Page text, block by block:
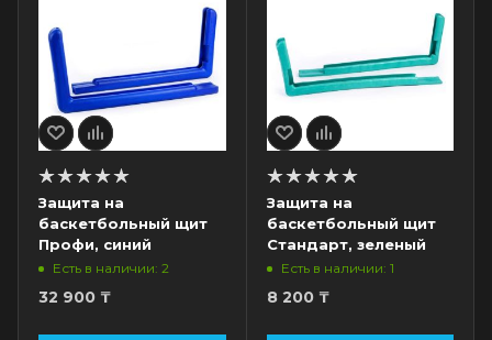
Защита на
баскетбольный щит
Профи, синий
Есть в наличии: 2
32 900 ₸
Защита на
баскетбольный щит
Стандарт, зеленый
Есть в наличии: 1
8 200₸